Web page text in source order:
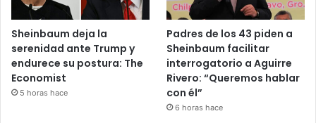
Sheinbaum deja la
serenidad ante Trump y
endurece su postura: The
Economist
5 horas hace
Padres de los 43 piden a
Sheinbaum facilitar
interrogatorio a Aguirre
Rivero: “Queremos hablar
con él”
6 horas hace